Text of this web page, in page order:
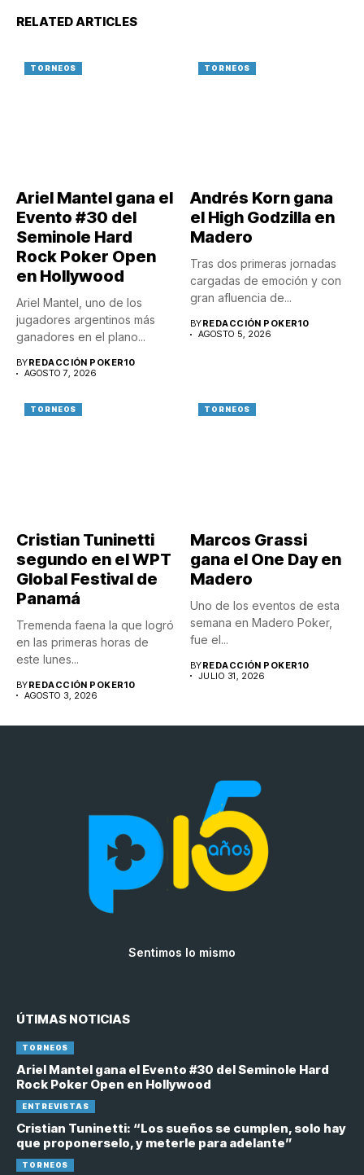
RELATED ARTICLES
TORNEOS
Ariel Mantel gana el
Evento #30 del
Seminole Hard
Rock Poker Open
en Hollywood
Ariel Mantel, uno de los
jugadores argentinos más
ganadores en el plano...
BYREDACCIÓN POKER10
AGOSTO 7, 2026
TORNEOS
Andrés Korn gana
el High Godzilla en
Madero
Tras dos primeras jornadas
cargadas de emoción y con
gran afluencia de...
BYREDACCIÓN POKER10
AGOSTO 5, 2026
TORNEOS
Cristian Tuninetti
segundo en el WPT
Global Festival de
Panamá
Tremenda faena la que logró
en las primeras horas de
este lunes...
BYREDACCIÓN POKER10
AGOSTO 3, 2026
TORNEOS
Marcos Grassi
gana el One Day en
Madero
Uno de los eventos de esta
semana en Madero Poker,
fue el...
BYREDACCIÓN POKER10
JULIO 31, 2026
Sentimos lo mismo
ÚTIMAS NOTICIAS
TORNEOS
Ariel Mantel gana el Evento #30 del Seminole Hard
Rock Poker Open en Hollywood
ENTREVISTAS
Cristian Tuninetti: “Los sueños se cumplen, solo hay
que proponerselo, y meterle para adelante”
TORNEOS